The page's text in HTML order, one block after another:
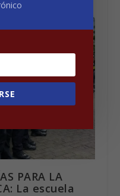
PARA LA
La escuela